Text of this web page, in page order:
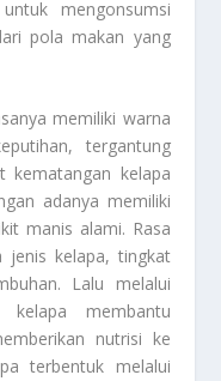
mengonsumsi
pola makan yang
memiliki warna
tergantung
kematangan kelapa
adanya memiliki
manis alami. Rasa
jenis kelapa, tingkat
Lalu melalui
membantu
nutrisi ke
terbentuk melalui